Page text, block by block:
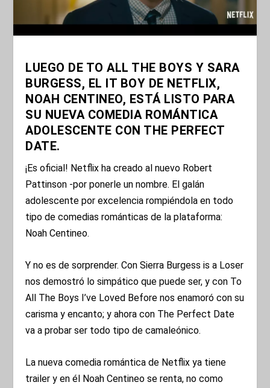
LUEGO DE TO ALL THE BOYS Y SARA
BURGESS, EL IT BOY DE NETFLIX,
NOAH CENTINEO, ESTÁ LISTO PARA
SU NUEVA COMEDIA ROMÁNTICA
ADOLESCENTE CON THE PERFECT
DATE.
¡Es oficial! Netflix ha creado al nuevo Robert
Pattinson -por ponerle un nombre. El galán
adolescente por excelencia rompiéndola en todo
tipo de comedias románticas de la plataforma:
Noah Centineo.
Y no es de sorprender. Con Sierra Burgess is a Loser
nos demostró lo simpático que puede ser, y con To
All The Boys I’ve Loved Before nos enamoró con su
carisma y encanto; y ahora con The Perfect Date
va a probar ser todo tipo de camaleónico.
La nueva comedia romántica de Netflix ya tiene
trailer y en él Noah Centineo se renta, no como